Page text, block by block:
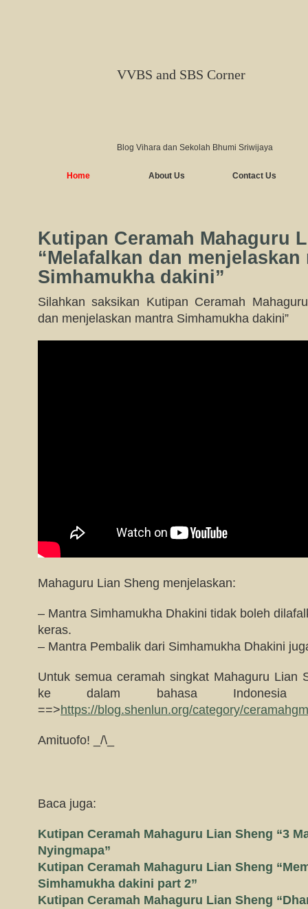
VVBS and SBS Corner
Blog Vihara dan Sekolah Bhumi Sriwijaya
Home About Us Contact Us
Kutipan Ceramah Mahaguru
“Melafalkan dan menjelaskan
Simhamukha dakini”
Silahkan saksikan Kutipan Ceramah
dan menjelaskan mantra Simhamukha dakini”
Mahaguru Lian Sheng menjelaskan:
– Mantra Simhamukha Dhakini tidak boleh
keras.
– Mantra Pembalik dari Simhamukha Dhakini
Untuk semua ceramah singkat Mahaguru Lian
ke dalam bahasa Indonesia
==>https://blog.shenlun.org/category/
Amituofo! _/\_
Baca juga:
Kutipan Ceramah Mahaguru Lian Sheng “3
Nyingmapa”
Kutipan Ceramah Mahaguru Lian Sheng
Simhamukha dakini part 2”
Kutipan Ceramah Mahaguru Lian Sheng